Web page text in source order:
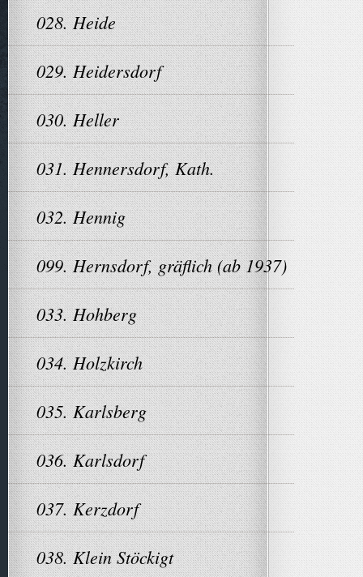
028. Heide
029. Heidersdorf
030. Heller
031. Hennersdorf, Kath.
032. Hennig
099. Hernsdorf, gräflich (ab 1937)
033. Hohberg
034. Holzkirch
035. Karlsberg
036. Karlsdorf
037. Kerzdorf
038. Klein Stöckigt